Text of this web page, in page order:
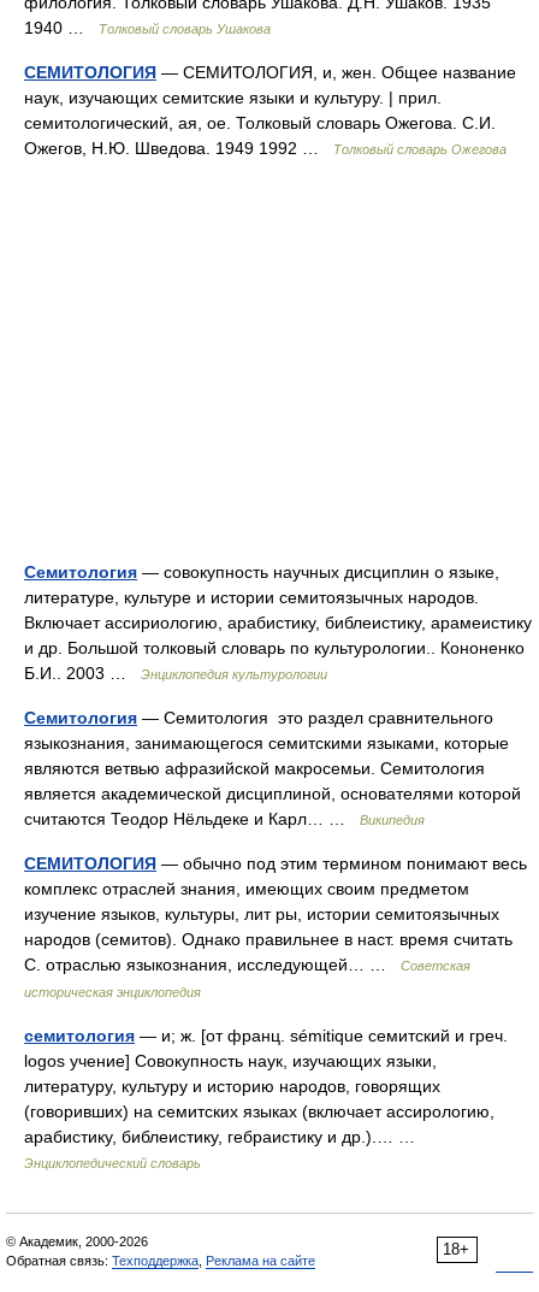
1940 …
Толковый словарь Ушакова
СЕМИТОЛОГИЯ — СЕМИТОЛОГИЯ, и, жен. Общее название
наук, изучающих семитские языки и культуру. | прил.
семитологический, ая, ое. Толковый словарь Ожегова. С.И.
Ожегов, Н.Ю. Шведова. 1949 1992 …
Толковый словарь Ожегова
Семитология — совокупность научных дисциплин о языке,
литературе, культуре и истории семитоязычных народов.
Включает ассириологию, арабистику, библеистику, арамеистику
и др. Большой толковый словарь по культурологии.. Кононенко
Б.И.. 2003 …
Энциклопедия культурологии
Семитология — Семитология это раздел сравнительного
языкознания, занимающегося семитскими языками, которые
являются ветвью афразийской макросемьи. Семитология
является академической дисциплиной, основателями которой
считаются Теодор Нёльдеке и Карл… …
Википедия
СЕМИТОЛОГИЯ — обычно под этим термином понимают весь
комплекс отраслей знания, имеющих своим предметом
изучение языков, культуры, лит ры, истории семитоязычных
народов (семитов). Однако правильнее в наст. время считать
С. отраслью языкознания, исследующей… …
Советская
историческая энциклопедия
семитология — и; ж. [от франц. sémitique семитский и греч.
logos учение] Совокупность наук, изучающих языки,
литературу, культуру и историю народов, говорящих
(говоривших) на семитских языках (включает ассирологию,
арабистику, библеистику, гебраистику и др.).… …
Энциклопедический словарь
18+
© Академик, 2000-2026
Обратная связь: Техподдержка Реклама на сайте